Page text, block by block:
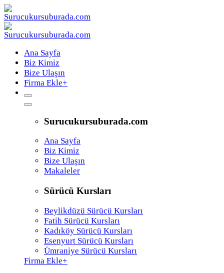
Ana Sayfa
Biz Kimiz
Bize Ulaşın
Firma Ekle+
Surucukursuburada.com
Ana Sayfa
Biz Kimiz
Bize Ulaşın
Makaleler
Sürücü Kursları
Beylikdüzü Sürücü Kursları
Fatih Sürücü Kursları
Kadıköy Sürücü Kursları
Esenyurt Sürücü Kursları
Ümraniye Sürücü Kursları
Firma Ekle+